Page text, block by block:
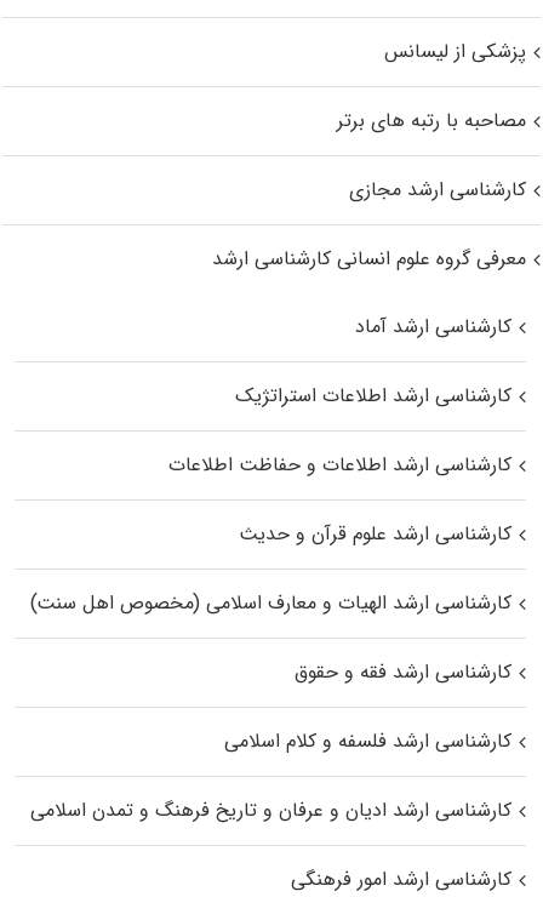
پزشکی از لیسانس
مصاحبه با رتبه های برتر
کارشناسی ارشد مجازی
معرفی گروه علوم انسانی کارشناسی ارشد
کارشناسی ارشد آماد
کارشناسی ارشد اطلاعات استراتژیک
کارشناسی ارشد اطلاعات و حفاظت اطلاعات
کارشناسی ارشد علوم قرآن و حدیث
کارشناسی ارشد الهیات و معارف اسلامی (مخصوص اهل سنت)
کارشناسی ارشد فقه و حقوق
کارشناسی ارشد فلسفه و کلام اسلامی
کارشناسی ارشد ادیان و عرفان و تاریخ فرهنگ و تمدن اسلامی
کارشناسی ارشد امور فرهنگی